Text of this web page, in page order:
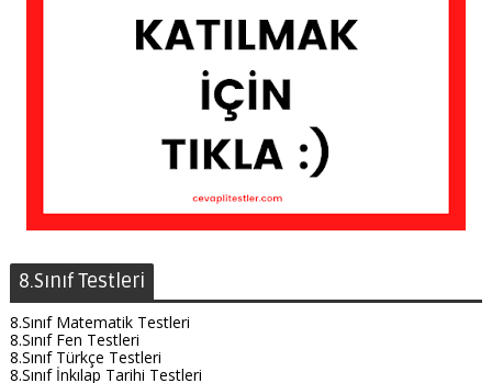
8.Sınıf Testleri
8.Sınıf Matematik Testleri
8.Sınıf Fen Testleri
8.Sınıf Türkçe Testleri
8.Sınıf İnkılap Tarihi Testleri